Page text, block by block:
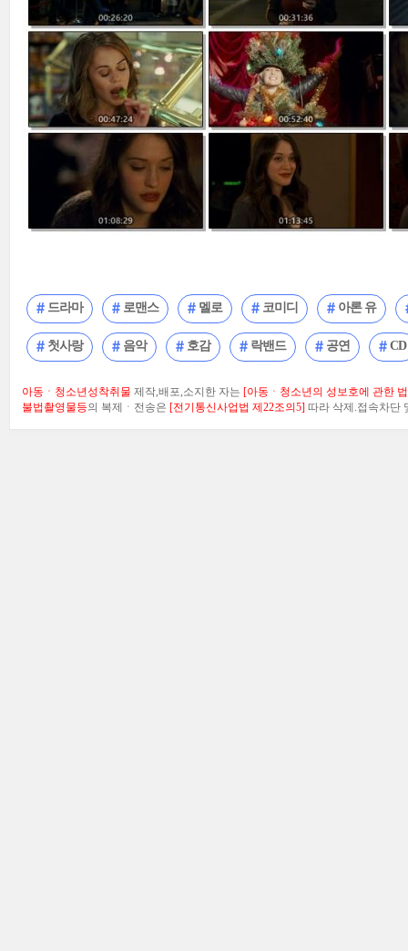
드라마 로맨스 멜로 코미디 아론 유
첫사랑 음악 호감 락밴드 공연 CD
아동ㆍ청소년성착취물 제작,배포,소지한 자는 [아동ㆍ청소년의 성보호에 관한
불법촬영물등의 복제ㆍ전송은 [전기통신사업법 제22조의5] 따라 삭제.접속차단